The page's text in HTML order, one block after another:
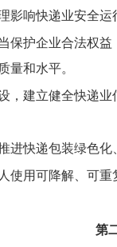
影响快递业安全运
护企业合法权益
量和水平。
建立健全快递业
快递包装绿色化
使用可降解、可
第